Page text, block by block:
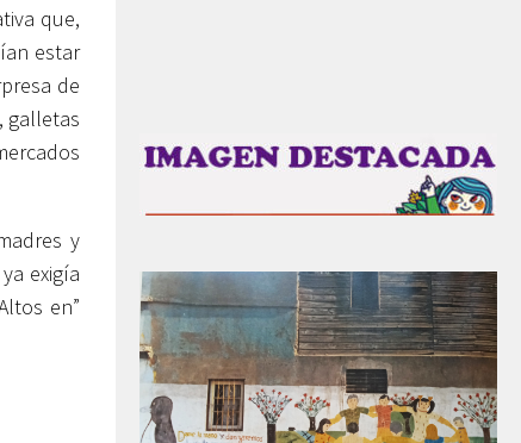
que,
estar
de
galletas
y
exigía
en”